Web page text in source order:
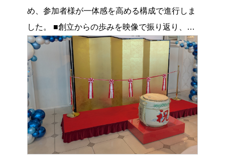
め、参加者様が一体感を高める構成で進行しま
した。 ■創立からの歩みを映像で振り返り、ス
タート イ […]